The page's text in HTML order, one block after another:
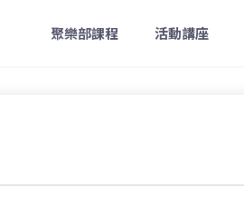
聚樂部課程 活動講座